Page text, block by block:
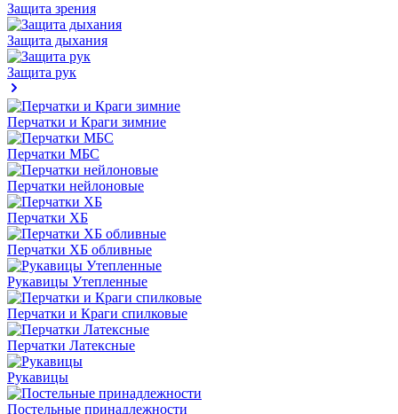
Защита зрения
Защита дыхания
Защита рук
Перчатки и Краги зимние
Перчатки МБС
Перчатки нейлоновые
Перчатки ХБ
Перчатки ХБ обливные
Рукавицы Утепленные
Перчатки и Краги спилковые
Перчатки Латексные
Рукавицы
Постельные принадлежности